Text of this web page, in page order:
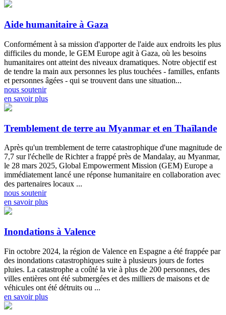
Aide humanitaire à Gaza
Conformément à sa mission d'apporter de l'aide aux endroits les plus
difficiles du monde, le GEM Europe agit à Gaza, où les besoins
humanitaires ont atteint des niveaux dramatiques. Notre objectif est
de tendre la main aux personnes les plus touchées - familles, enfants
et personnes âgées - qui se trouvent dans une situation...
nous soutenir
en savoir plus
Tremblement de terre au Myanmar et en Thaïlande
Après qu'un tremblement de terre catastrophique d'une magnitude de
7,7 sur l'échelle de Richter a frappé près de Mandalay, au Myanmar,
le 28 mars 2025, Global Empowerment Mission (GEM) Europe a
immédiatement lancé une réponse humanitaire en collaboration avec
des partenaires locaux ...
nous soutenir
en savoir plus
Inondations à Valence
Fin octobre 2024, la région de Valence en Espagne a été frappée par
des inondations catastrophiques suite à plusieurs jours de fortes
pluies. La catastrophe a coûté la vie à plus de 200 personnes, des
villes entières ont été submergées et des milliers de maisons et de
véhicules ont été détruits ou ...
en savoir plus